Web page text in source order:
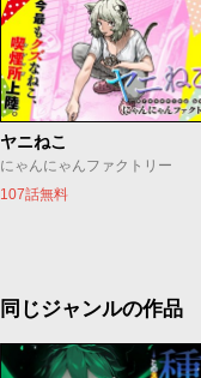
ヤニねこ
にゃんにゃんファクトリー
107話無料
同じジャンルの作品